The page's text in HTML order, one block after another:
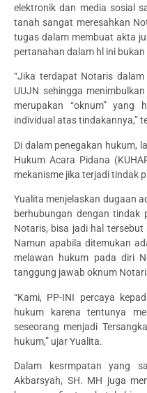
elektronik dan media sosial
tanah sangat meresahkan
tugas dalam membuat akta
pertanahan dalam hl ini
“Jika terdapat Notaris
UUJN sehingga
merupakan “oknum” yang
individual atas tindakannya,”
Di dalam penegakan hukum,
Hukum Acara Pidana
mekanisme jika terjadi tindak
Yualita menjelaskan dugaan
berhubungan dengan
Notaris, bisa jadi hal
Namun apabila ditemukan
melawan hukum pada diri
tanggung jawab oknum
“Kami, PP-INI percaya
hukum karena tentunya
seseorang menjadi
hukum,” ujar Yualita.
Dalam kesrmpatan yang
Akbarsyah, SH. MH juga